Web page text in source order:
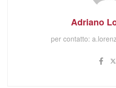
Adriano
per contatto: